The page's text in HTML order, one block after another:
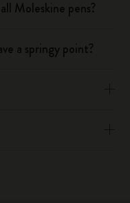
Moleskine pens?
a springy point?